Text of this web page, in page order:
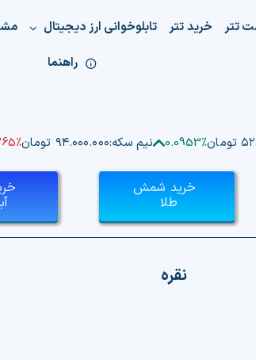
تتر خرید تتر تابلوخوانی ارز دیجیتال
راهنما
0.0953% نیم سکه:۹۴.۰۰۰.۰۰۰ تومان
خرید شمش
طلا
نقره